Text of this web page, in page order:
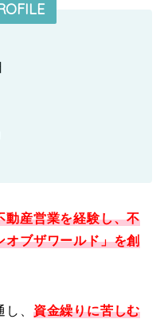
動産営業を経験し、不
オブザワールド」を創
、 資金繰りに苦しむ